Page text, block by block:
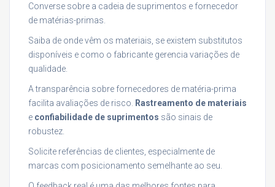
Converse sobre a cadeia de suprimentos e fornecedor
de matérias-primas.
Saiba de onde vêm os materiais, se existem substitutos
disponíveis e como o fabricante gerencia variações de
qualidade.
A transparência sobre fornecedores de matéria-prima
facilita avaliações de risco.
Rastreamento de materiais
e confiabilidade de suprimentos são sinais de
robustez.
Solicite referências de clientes, especialmente de
marcas com posicionamento semelhante ao seu.